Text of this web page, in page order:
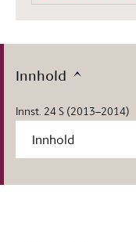
Innhold
Innst. 24 S (2013–2014)